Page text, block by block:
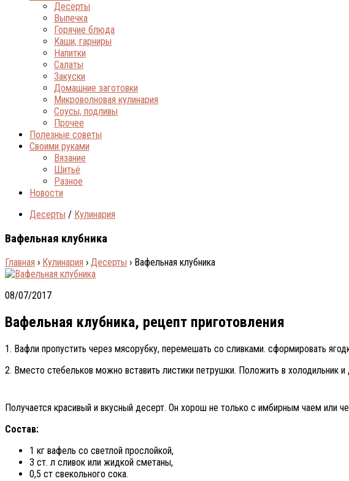
Десерты
Выпечка
Горячие блюда
Каши, гарниры
Напитки
Салаты
Закуски
Домашние заготовки
Микроволновая кулинария
Соусы, подливы
Прочее
Полезные советы
Своими руками
Вязание
Шитьё
Разное
Новости
Десерты / Кулинария
Вафельная клубника
Главная › Кулинария › Десерты › Вафельная клубника
08/07/2017
Вафельная клубника, рецепт приготовления
1. Вафли пропустить через мясорубку, перемешать со сливками. сформировать
2. Вместо стебельков можно вставить листики петрушки. Положить в холодильник и
Получается красивый и вкусный десерт. Он хорош не только с имбирным чаем или
Состав:
1 кг вафель со светлой прослойкой,
3 ст. л сливок или жидкой сметаны,
0,5 ст свекольного сока.